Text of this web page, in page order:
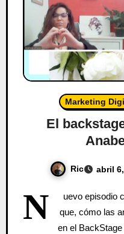
Marketing
El
Ric abril
N
uevo episodio
que, cómo las
en el